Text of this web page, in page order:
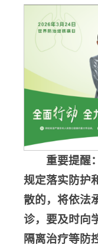
重要提醒
规定落实防护
散的，将依法
诊，要及时向
隔离治疗等防